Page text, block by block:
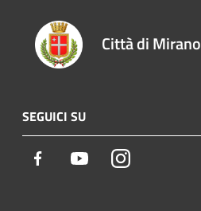
Città di Mirano
SEGUICI SU
Facebook YoutubeInstagram